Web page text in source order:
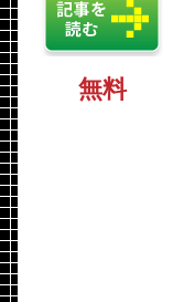
無料